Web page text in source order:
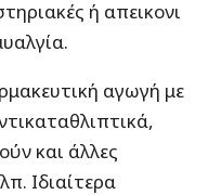
ή απεικονι
αγωγή με
και άλλες
Ιδιαίτερα